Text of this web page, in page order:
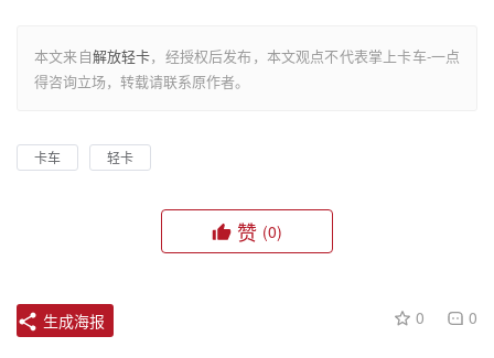
本文来自解放轻卡，经授权后发布，本文观点不代表掌上卡车-一点
得咨询立场，转载请联系原作者。
卡车 轻卡
赞 (0)
0 0
生成海报